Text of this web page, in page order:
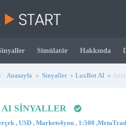
Simülatör Hakkında
: Anasayfa Sinyaller LuxBot AI
SINYALLER
, USD , Markets4you , 1:500